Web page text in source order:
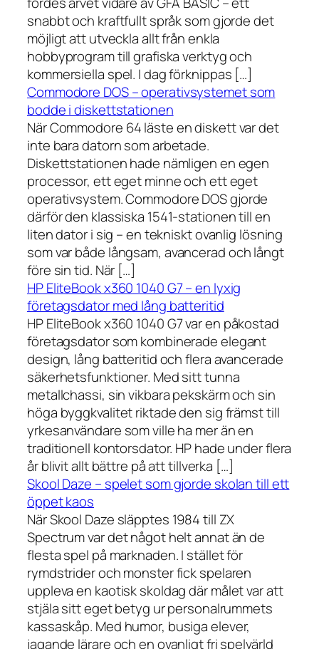
snabbt och kraftfullt språk som gjorde det
möjligt att utveckla allt från enkla
hobbyprogram till grafiska verktyg och
kommersiella spel. I dag förknippas […]
Commodore DOS – operativsystemet som
bodde i diskettstationen
När Commodore 64 läste en diskett var det
inte bara datorn som arbetade.
Diskettstationen hade nämligen en egen
processor, ett eget minne och ett eget
operativsystem. Commodore DOS gjorde
därför den klassiska 1541-stationen till en
liten dator i sig – en tekniskt ovanlig lösning
som var både långsam, avancerad och långt
före sin tid. När […]
HP EliteBook x360 1040 G7 – en lyxig
företagsdator med lång batteritid
HP EliteBook x360 1040 G7 var en påkostad
företagsdator som kombinerade elegant
design, lång batteritid och flera avancerade
säkerhetsfunktioner. Med sitt tunna
metallchassi, sin vikbara pekskärm och sin
höga byggkvalitet riktade den sig främst till
yrkesanvändare som ville ha mer än en
traditionell kontorsdator. HP hade under flera
år blivit allt bättre på att tillverka […]
Skool Daze – spelet som gjorde skolan till ett
öppet kaos
När Skool Daze släpptes 1984 till ZX
Spectrum var det något helt annat än de
flesta spel på marknaden. I stället för
rymdstrider och monster fick spelaren
uppleva en kaotisk skoldag där målet var att
stjäla sitt eget betyg ur personalrummets
kassaskåp. Med humor, busiga elever,
jagande lärare och en ovanligt fri spelvärld